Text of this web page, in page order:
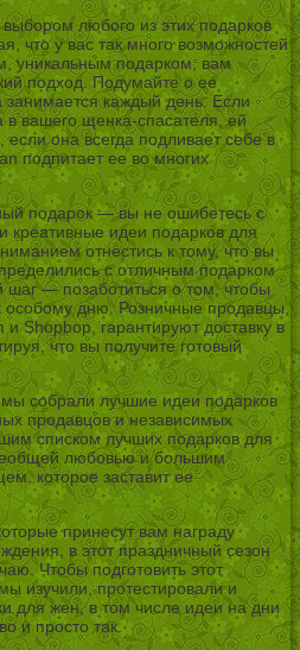
любого из этих подарков
что у вас так много возможностей
уникальным подарком, вам
подход. Подумайте о ее
каждый день. Если
вашего щенка-спасателя, ей
если она всегда подливает себе в
подпитает ее во многих
подарок — вы не ошибетесь с
идеи подарков для
отнестись к тому, что вы
с отличным подарком
— позаботиться о том, чтобы
особому дню. Розничные продавцы,
Shopbop, гарантируют доставку в
что вы получите готовый
собрали лучшие идеи подарков
продавцов и независимых
списком лучших подарков для
любовью и большим
которое заставит ее
принесут вам награду
в этот праздничный сезон
Чтобы подготовить этот
изучили, протестировали и
для жен, в том числе идеи на дни
и просто так.